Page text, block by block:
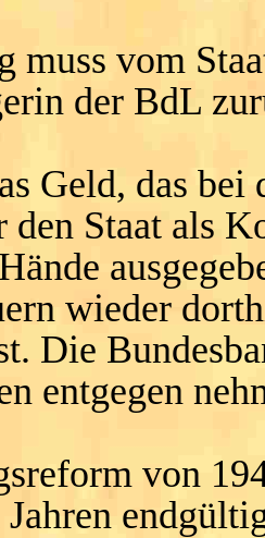
muss vom
der BdL
Geld, das
den Staat als
wieder
Die
entgegen
von